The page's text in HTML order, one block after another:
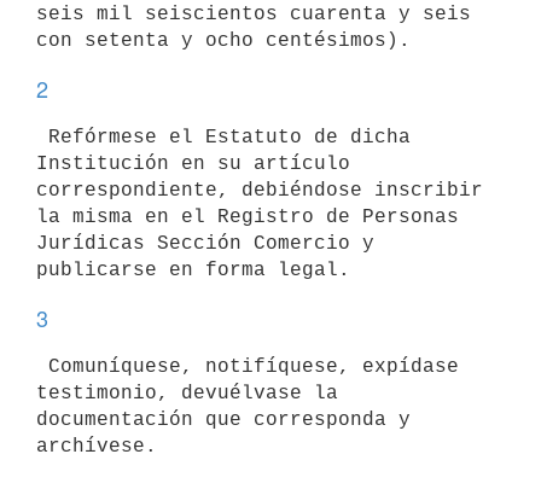
seis mil seiscientos cuarenta y seis
2
Institución en su artículo
correspondiente, debiéndose inscribir
la misma en el Registro de Personas
Jurídicas Sección Comercio y
3
testimonio, devuélvase la
documentación que corresponda y